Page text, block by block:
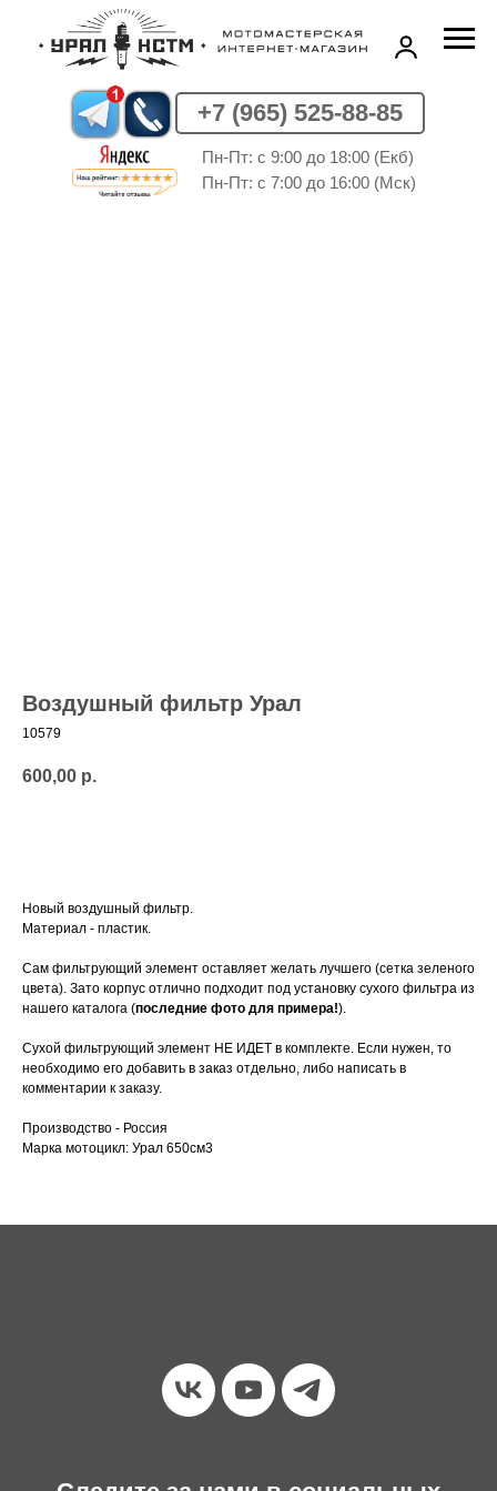
+7 (965) 525-88-85
Пн-Пт: c 9:00 до 18:00 (Екб)
Пн-Пт: c 7:00 до 16:00 (Мск)
Воздушный фильтр Урал
10579
600,00 р.
Новый воздушный фильтр.
Материал - пластик.
Сам фильтрующий элемент оставляет желать лучшего (сетка зеленого
цвета). Зато корпус отлично подходит под установку сухого фильтра из
нашего каталога (последние фото для примера!).
Сухой фильтрующий элемент НЕ ИДЕТ в комплекте. Если нужен, то
необходимо его добавить в заказ отдельно, либо написать в
комментарии к заказу.
Производство - Россия
Марка мотоцикл: Урал 650см3